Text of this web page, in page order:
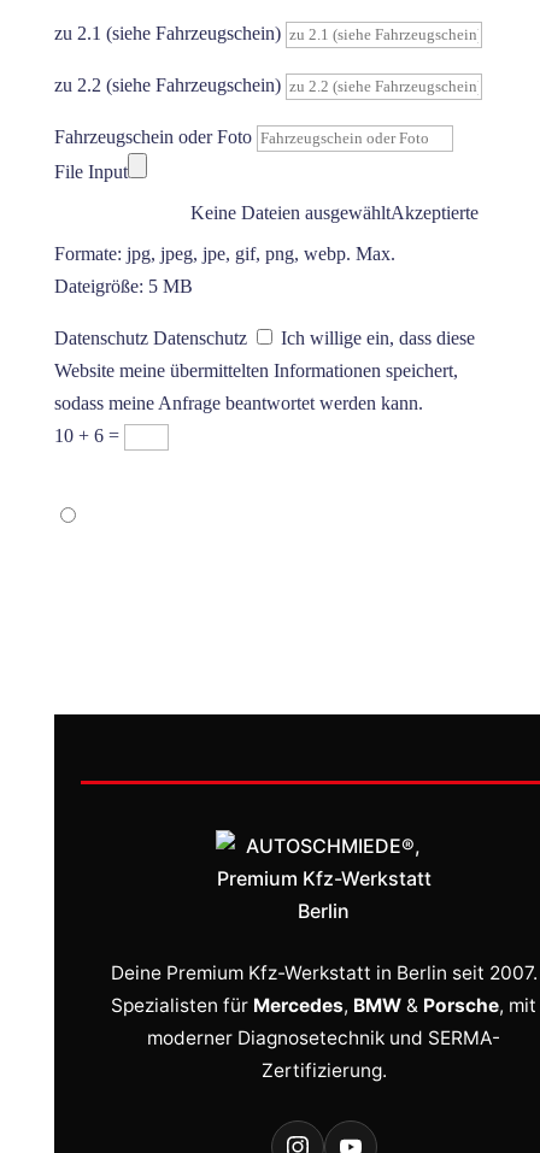
zu 2.1 (siehe Fahrzeugschein)
zu 2.2 (siehe Fahrzeugschein)
Fahrzeugschein oder Foto
File Input
Keine Dateien ausgewähltAkzeptierte
Formate: jpg, jpeg, jpe, gif, png, webp. Max.
Dateigröße: 5 MB
Datenschutz Datenschutz
Ich willige ein, dass diese
Website meine übermittelten Informationen speichert,
sodass meine Anfrage beantwortet werden kann.
10 + 6=
Deine Premium Kfz-Werkstatt in Berlin seit 2007.
Spezialisten für Mercedes, BMW & Porsche, mit
moderner Diagnosetechnik und SERMA-
Zertifizierung.